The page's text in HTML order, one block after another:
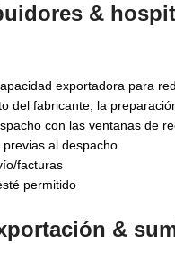
&
exportadora para
fabricante, la
con las ventanas de
al despacho
facturas
permitido
&